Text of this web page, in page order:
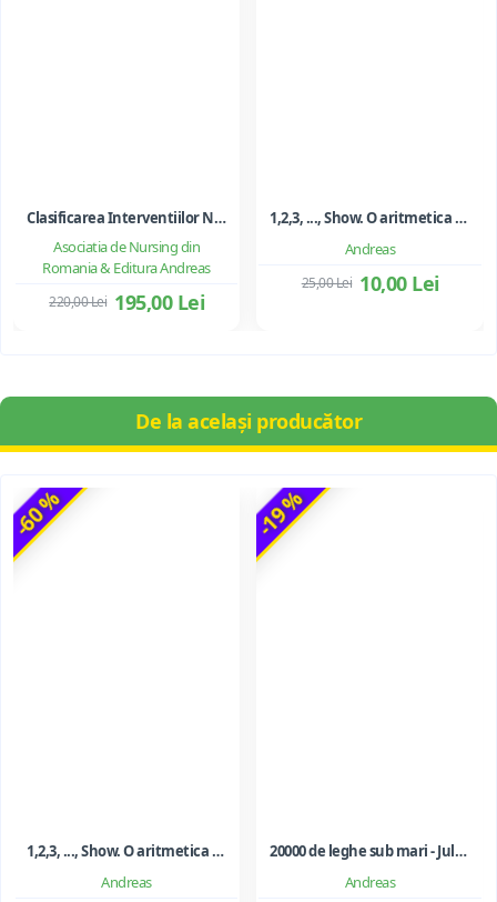
Asociatia de Nursing din
Romania & Editura Andreas
Clasificarea Interventiilor Nursing (NIC)
195,00 Lei
220,00 Lei
Andreas
1,2,3, ..., Show. O aritmetica emotionala, o poezie a matematicii - Ioan Dancila
10,00 Lei
25,00 Lei
De la același producător
-60 %
Andreas
1,2,3, ..., Show. O aritmetica emotionala, o poezie a matematicii - Ioan Dancila
-19 %
Andreas
20000 de leghe sub mari - Jules Verne